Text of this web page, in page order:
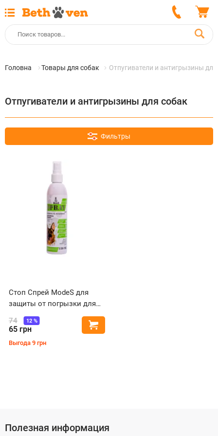
Головна Товары для собак Отпугиватели и антигрызины
Отпугиватели и антигрызины для собак
Фильтры
Стоп Спрей ModeS для
защиты от погрызки для
собак 150 мл
74
65 грн
12%
Выгода 9 грн
Полезная информация